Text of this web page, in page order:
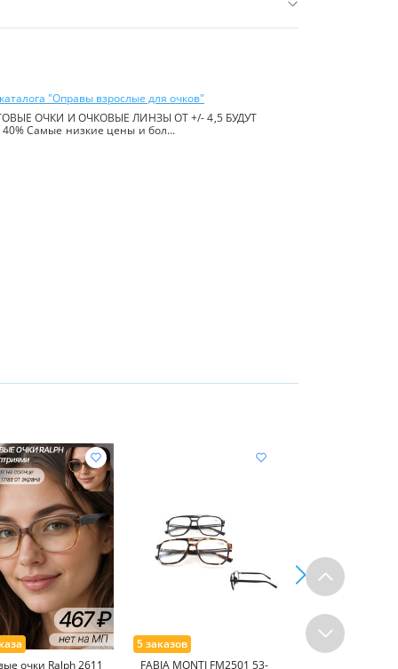
вправилах сайта
"Оправы взрослые для очков"
ОЧКИ И ОЧКОВЫЕ ЛИНЗЫ ОТ +/- 4,5 БУДУТ
Самые низкие цены и бол...
очки Ralph 2611
FABIA MONTI FM2501 53-